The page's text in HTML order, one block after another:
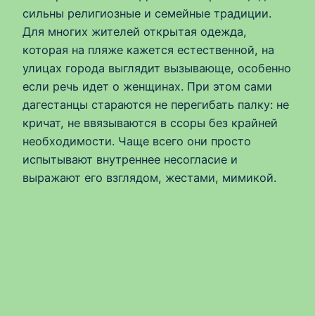
сильны религиозные и семейные традиции.
Для многих жителей открытая одежда,
которая на пляже кажется естественной, на
улицах города выглядит вызывающе, особенно
если речь идет о женщинах. При этом сами
дагестанцы стараются не перегибать палку: не
кричат, не ввязываются в ссоры без крайней
необходимости. Чаще всего они просто
испытывают внутреннее несогласие и
выражают его взглядом, жестами, мимикой.